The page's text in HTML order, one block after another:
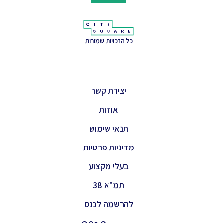
כל הזכויות שמורות
יצירת קשר
אודות
תנאי שימוש
מדיניות פרטיות
בעלי מקצוע
תמ"א 38
להרשמה לכנס